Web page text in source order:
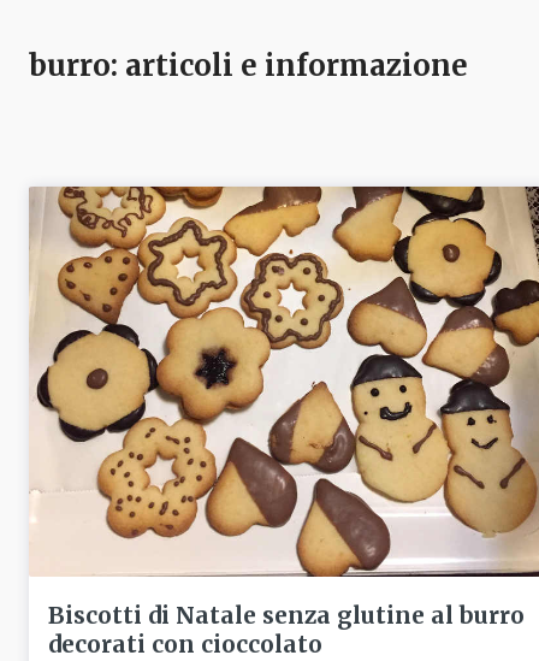
burro: articoli e informazione
Biscotti di Natale senza glutine al burro
decorati con cioccolato